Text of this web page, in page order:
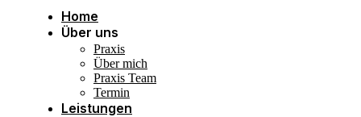
Home
Über uns
Praxis
Über mich
Praxis Team
Termin
Leistungen